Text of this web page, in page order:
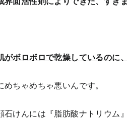
がボロボロで乾燥しているのに
めちゃめちゃ悪いんです。
石けんには『脂肪酸ナトリウム